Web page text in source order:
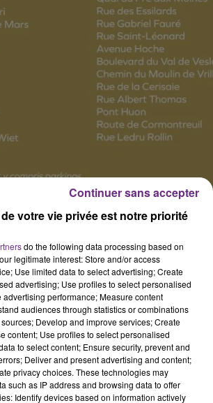
à prévoir également du
etBétheny:
votre vie privée est notre priorité
do the following data processing based on
legitimate interest: Store and/or access
Use limited data to select advertising; Create
advertising; Use profiles to select personalised
performance; Measure content
audiences through statistics or combinations
Develop and improve services; Create
content; Use profiles to select personalised
to select content; Ensure security, prevent and
Deliver and present advertising and content;
privacy choices. These technologies may
such as IP address and browsing data to offer
Identify devices based on information actively
Continuer sans accepter